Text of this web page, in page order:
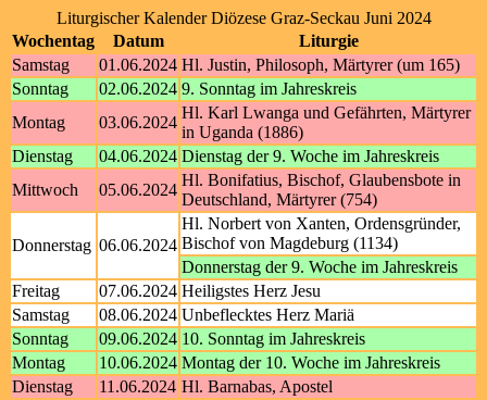
Liturgischer Kalender Diözese Graz-Seckau Juni 2024
Wochentag
Datum
Liturgie
Samstag
01.06.2024 Hl. Justin, Philosoph, Märtyrer (um 165)
Sonntag
02.06.2024 9. Sonntag im Jahreskreis
Montag
03.06.2024
Hl. Karl Lwanga und Gefährten, Märtyrer
in Uganda (1886)
Dienstag
04.06.2024 Dienstag der 9. Woche im Jahreskreis
Mittwoch
05.06.2024
Hl. Bonifatius, Bischof, Glaubensbote in
Deutschland, Märtyrer (754)
Donnerstag 06.06.2024
Hl. Norbert von Xanten, Ordensgründer,
Bischof von Magdeburg (1134)
Donnerstag der 9. Woche im Jahreskreis
Freitag
07.06.2024 Heiligstes Herz Jesu
Samstag
08.06.2024 Unbeflecktes Herz Mariä
Sonntag
09.06.2024 10. Sonntag im Jahreskreis
Montag
10.06.2024 Montag der 10. Woche im Jahreskreis
Dienstag
11.06.2024 Hl. Barnabas, Apostel